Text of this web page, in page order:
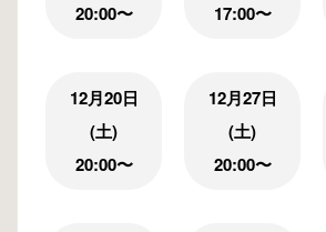
20:00〜
17:00〜
12月20日
(土)
20:00〜
12月27日
(土)
20:00〜